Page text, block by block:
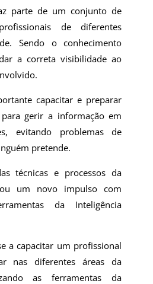
parte de um conjunto de
de diferentes
Sendo o conhecimento
a correta visibilidade ao
capacitar e preparar
gerir a informação em
evitando problemas de
pretende.
técnicas e processos da
um novo impulso com
da Inteligência
a capacitar um profissional
nas diferentes áreas da
as ferramentas da